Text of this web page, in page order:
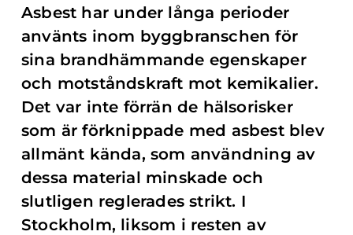
Asbest har under långa perioder
använts inom byggbranschen för
sina brandhämmande egenskaper
och motståndskraft mot kemikalier.
Det var inte förrän de hälsorisker
som är förknippade med asbest blev
allmänt kända, som användning av
dessa material minskade och
slutligen reglerades strikt. I
Stockholm, liksom i resten av